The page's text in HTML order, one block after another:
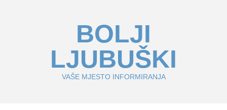
BOLJI
LJUBUŠKI
VAŠE MJESTO INFORMIRANJA